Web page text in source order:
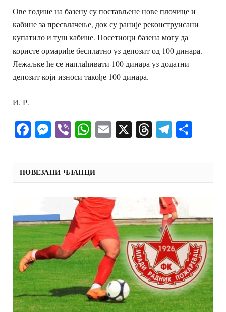
Ове године на базену су постављене нове плочице и
кабине за пресвлачење, док су раније реконструисани
купатило и туш кабине. Посетиоци базена могу да
користе ормариће бесплатно уз депозит од 100 динара.
Лежаљке ће се наплаћивати 100 динара уз додатни
депозит који износи такође 100 динара.
И. Р.
Facebook
Messenger
ViberWhatsApp
Email
X Threads
ПОВЕЗАНИ ЧЛАНЦИ